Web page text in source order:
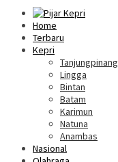
Home
Terbaru
Kepri
Tanjungpinang
Lingga
Bintan
Batam
Karimun
Natuna
Anambas
Nasional